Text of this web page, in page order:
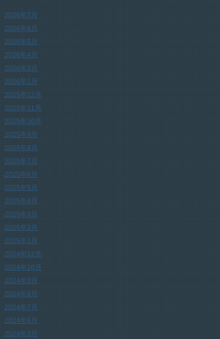
2026年7月
2026年6月
2026年5月
2026年4月
2026年3月
2026年1月
2025年12月
2025年11月
2025年10月
2025年9月
2025年8月
2025年7月
2025年6月
2025年5月
2025年4月
2025年3月
2025年2月
2025年1月
2024年12月
2024年10月
2024年9月
2024年8月
2024年7月
2024年6月
2024年3月